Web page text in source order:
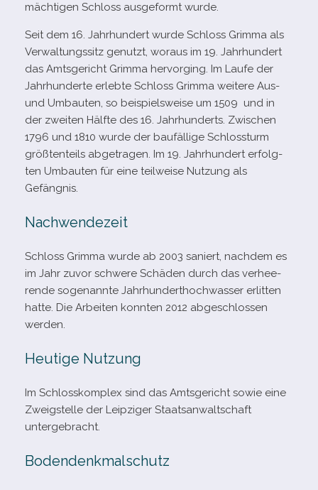
mäch­ti­gen Schloss aus­ge­formt wurde.
Seit dem 16. Jahrhundert wurde Schloss Grimma als
Verwaltungssitz genutzt, wor­aus im 19. Jahrhundert
das Amtsgericht Grimma her­vor­ging. Im Laufe der
Jahrhunderte erlebte Schloss Grimma wei­tere Aus-
und Umbauten, so bei­spiels­weise um 1509 und in
der zwei­ten Hälfte des 16. Jahrhunderts. Zwischen
1796 und 1810 wurde der bau­fäl­lige Schlossturm
größ­ten­teils abge­tra­gen. Im 19. Jahrhundert erfolg­
ten Umbauten für eine teil­weise Nutzung als
Gefängnis.
Nachwendezeit
Schloss Grimma wurde ab 2003 saniert, nach­dem es
im Jahr zuvor schwere Schäden durch das ver­hee­
rende soge­nannte Jahrhunderthochwasser erlit­ten
hatte. Die Arbeiten konn­ten 2012 abge­schlos­sen
werden.
Heutige Nutzung
Im Schlosskomplex sind das Amtsgericht sowie eine
Zweigstelle der Leipziger Staatsanwaltschaft
untergebracht.
Bodendenkmalschutz